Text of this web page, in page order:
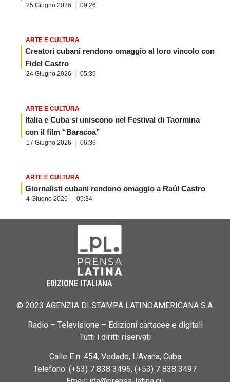
25 Giugno 2026 09:26
ARTE E CULTURA
Creatori cubani rendono omaggio al loro vincolo con
Fidel Castro
24 Giugno 2026 05:39
ARTE E CULTURA
Italia e Cuba si uniscono nel Festival di Taormina
con il film “Baracoa”
17 Giugno 2026 06:36
ARTE E CULTURA
Giornalisti cubani rendono omaggio a Raúl Castro
4 Giugno 2026 05:34
EDIZIONE ITALIANA
© 2023 AGENZIA DI STAMPA LATINOAMERICANA S.A.
Radio – Televisione – Edizioni cartacee e digitali
Tutti i diritti riservati
Calle E n. 454, Vedado, L’Avana, Cuba
Telefono: (+53) 7 838 3496, (+53) 7 838 3497